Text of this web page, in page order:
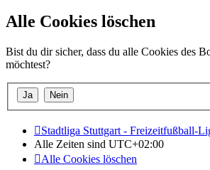
Alle Cookies löschen
Bist du dir sicher, dass du alle Cookies des
möchtest?
Stadtliga Stuttgart - Freizeitfußball-
Alle Zeiten sind UTC+02:00
Alle Cookies löschen